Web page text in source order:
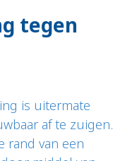
tegen
is uitermate
af te zuigen.
rand van een